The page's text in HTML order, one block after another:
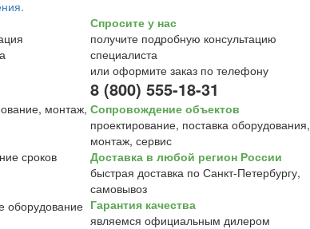
Спросите у нас
получите подробную консультацию
специалиста
или оформите заказ по телефону
8 (800) 555-18-31
Сопровождение объектов
проектирование, поставка оборудования,
монтаж, сервис
Доставка в любой регион России
быстрая доставка по Санкт-Петербургу,
самовывоз
Гарантия качества
являемся официальным дилером